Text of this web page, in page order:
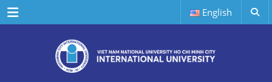
Menu English